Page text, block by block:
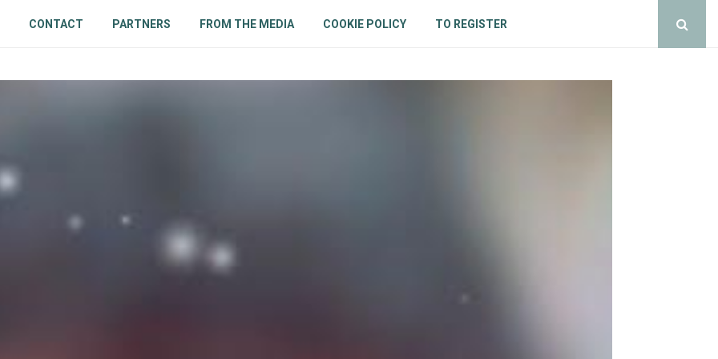
CONTACT PARTNERS FROM THE MEDIA COOKIE POLICY TO REGISTER